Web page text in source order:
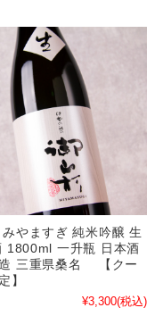
やますぎ 純米吟醸 生
1800ml 一升瓶 日本酒
三重県桑名 【クー
】
¥3,300(税込)